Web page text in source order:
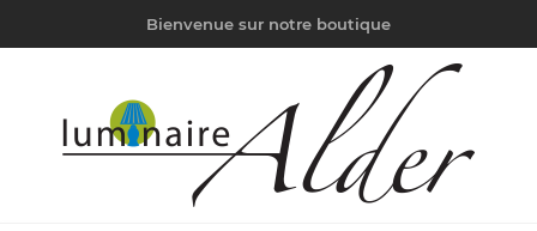
Bienvenue sur notre boutique